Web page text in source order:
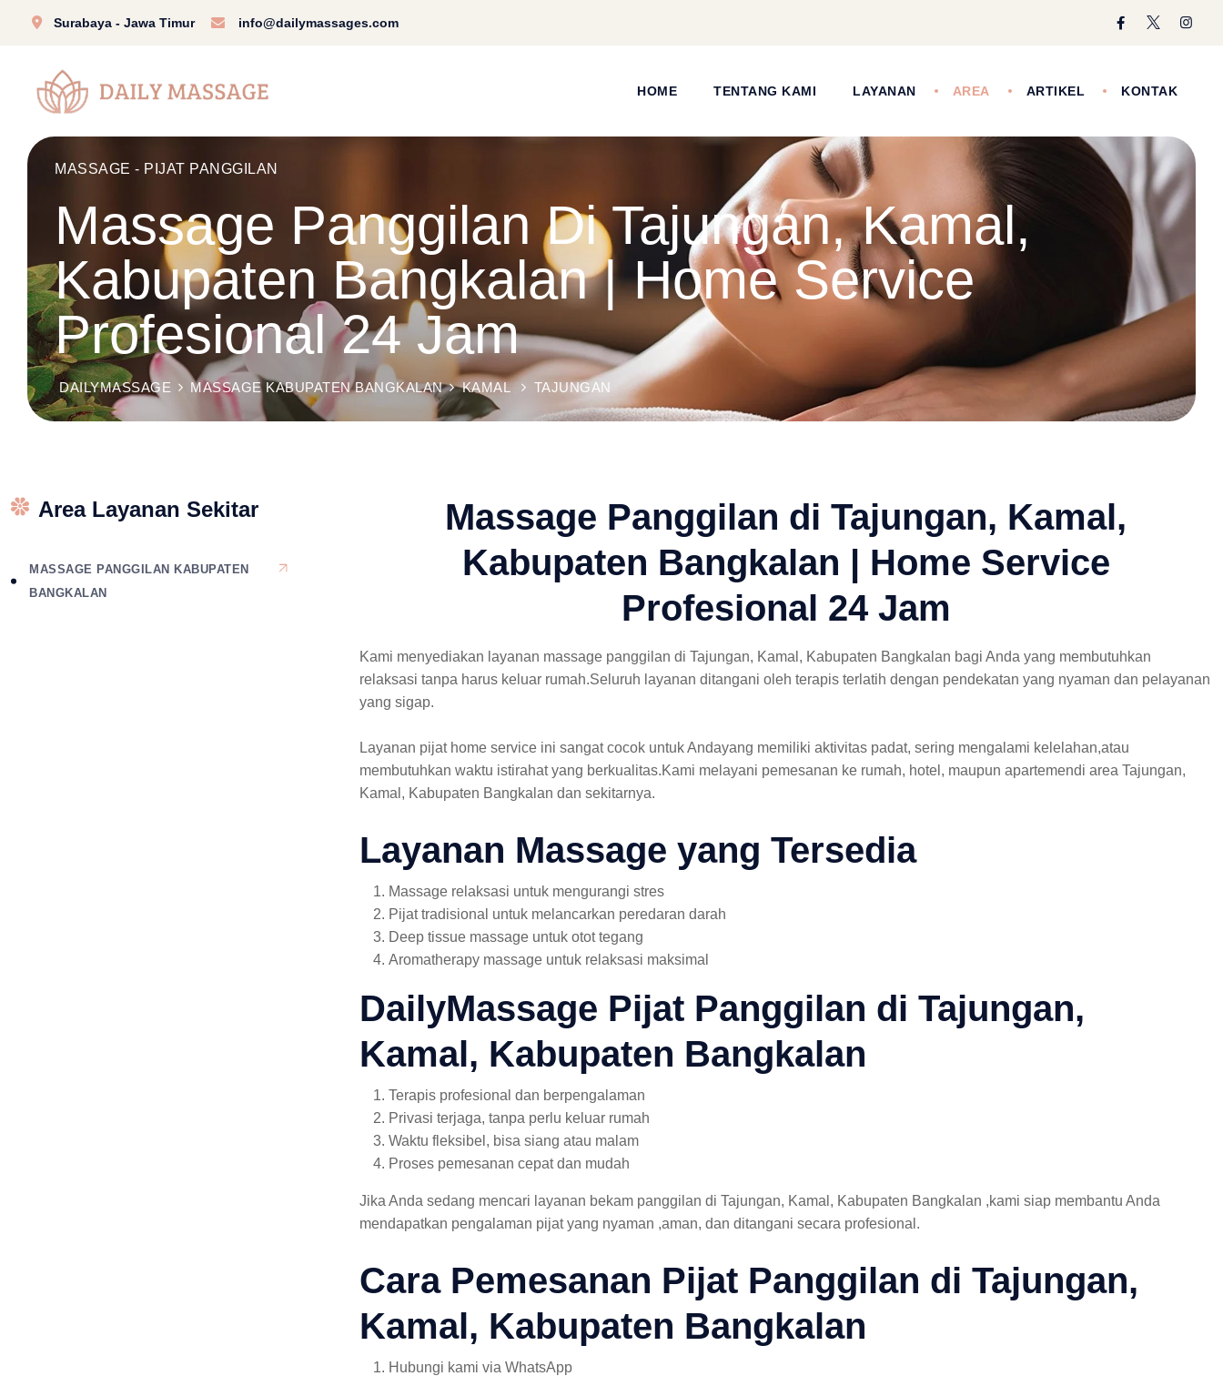
Surabaya - Jawa Timur info@dailymassages.com
HOME TENTANG KAMI LAYANAN AREA ARTIKEL KONTAK
MASSAGE - PIJAT PANGGILAN
Massage Panggilan Di Tajungan, Kamal,
Kabupaten Bangkalan | Home Service
Profesional 24 Jam
DAILYMASSAGE MASSAGE KABUPATEN BANGKALAN KAMAL TAJUNGAN
Massage Panggilan di Tajungan, Kamal,
Kabupaten Bangkalan | Home Service
Profesional 24 Jam
Kami menyediakan layanan massage panggilan di Tajungan, Kamal, Kabupaten Bangkalan bagi Anda yang membutuhkan
relaksasi tanpa harus keluar rumah.Seluruh layanan ditangani oleh terapis terlatih dengan pendekatan yang nyaman dan pelayanan
yang sigap.
Layanan pijat home service ini sangat cocok untuk Andayang memiliki aktivitas padat, sering mengalami kelelahan,atau
membutuhkan waktu istirahat yang berkualitas.Kami melayani pemesanan ke rumah, hotel, maupun apartemendi area Tajungan,
Kamal, Kabupaten Bangkalan dan sekitarnya.
Layanan Massage yang Tersedia
Massage relaksasi untuk mengurangi stres
Pijat tradisional untuk melancarkan peredaran darah
Deep tissue massage untuk otot tegang
Aromatherapy massage untuk relaksasi maksimal
DailyMassage Pijat Panggilan di Tajungan,
Kamal, Kabupaten Bangkalan
Terapis profesional dan berpengalaman
Privasi terjaga, tanpa perlu keluar rumah
Waktu fleksibel, bisa siang atau malam
Proses pemesanan cepat dan mudah
Jika Anda sedang mencari layanan bekam panggilan di Tajungan, Kamal, Kabupaten Bangkalan ,kami siap membantu Anda
mendapatkan pengalaman pijat yang nyaman ,aman, dan ditangani secara profesional.
Cara Pemesanan Pijat Panggilan di Tajungan,
Kamal, Kabupaten Bangkalan
Hubungi kami via WhatsApp
Area Layanan Sekitar
MASSAGE PANGGILAN KABUPATEN
BANGKALAN